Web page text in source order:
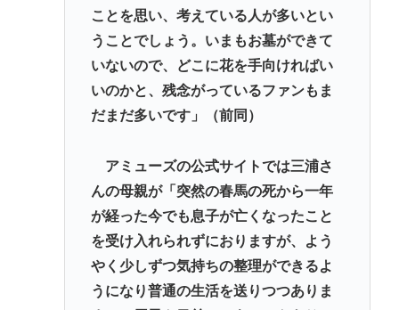
ことを思い、考えている人が多いとい
うことでしょう。いまもお墓ができて
いないので、どこに花を手向ければい
いのかと、残念がっているファンもま
だまだ多いです」（前同）
アミューズの公式サイトでは三浦さ
んの母親が「突然の春馬の死から一年
が経った今でも息子が亡くなったこと
を受け入れられずにおりますが、よう
やく少しずつ気持ちの整理ができるよ
うになり普通の生活を送りつつありま